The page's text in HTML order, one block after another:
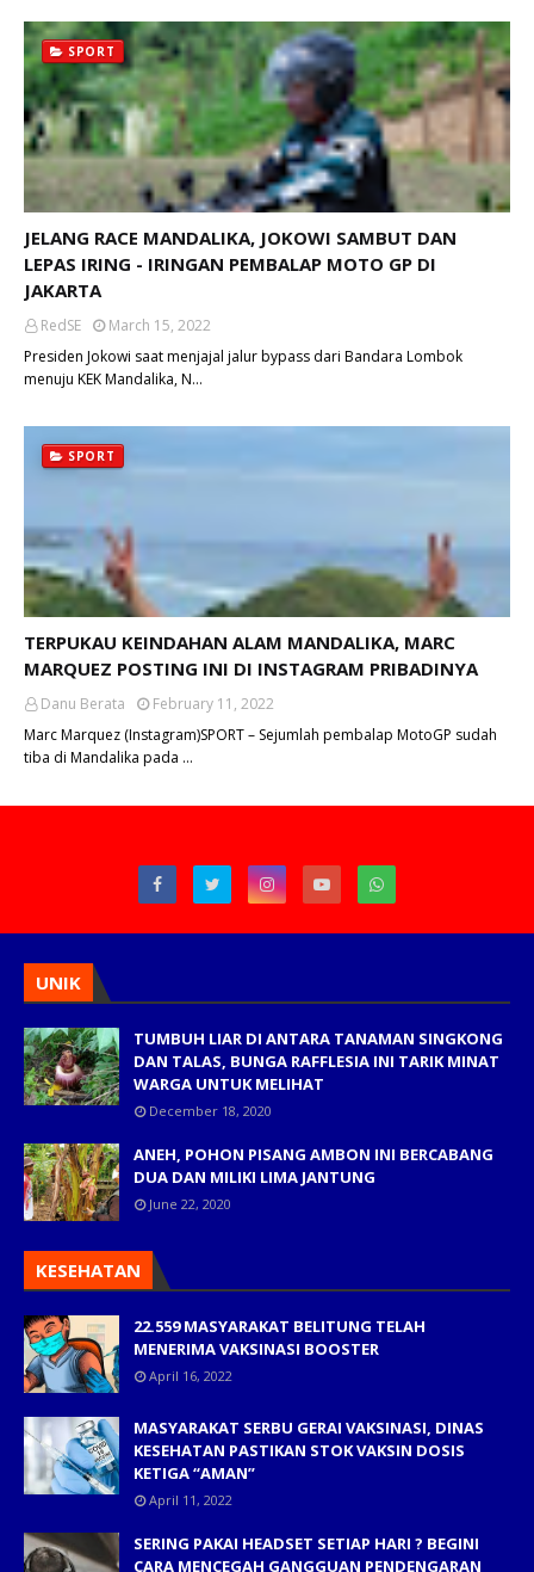
SPORT
JELANG RACE MANDALIKA, JOKOWI SAMBUT DAN
LEPAS IRING - IRINGAN PEMBALAP MOTO GP DI
JAKARTA
RedSE
March 15, 2022
Presiden Jokowi saat menjajal jalur bypass dari Bandara Lombok
menuju KEK Mandalika, N…
SPORT
TERPUKAU KEINDAHAN ALAM MANDALIKA, MARC
MARQUEZ POSTING INI DI INSTAGRAM PRIBADINYA
Danu Berata
February 11, 2022
Marc Marquez (Instagram)SPORT – Sejumlah pembalap MotoGP sudah
tiba di Mandalika pada …
UNIK
TUMBUH LIAR DI ANTARA TANAMAN SINGKONG
DAN TALAS, BUNGA RAFFLESIA INI TARIK MINAT
WARGA UNTUK MELIHAT
December 18, 2020
ANEH, POHON PISANG AMBON INI BERCABANG
DUA DAN MILIKI LIMA JANTUNG
June 22, 2020
KESEHATAN
22.559 MASYARAKAT BELITUNG TELAH
MENERIMA VAKSINASI BOOSTER
April 16, 2022
MASYARAKAT SERBU GERAI VAKSINASI, DINAS
KESEHATAN PASTIKAN STOK VAKSIN DOSIS
KETIGA “AMAN”
April 11, 2022
SERING PAKAI HEADSET SETIAP HARI ? BEGINI
CARA MENCEGAH GANGGUAN PENDENGARAN